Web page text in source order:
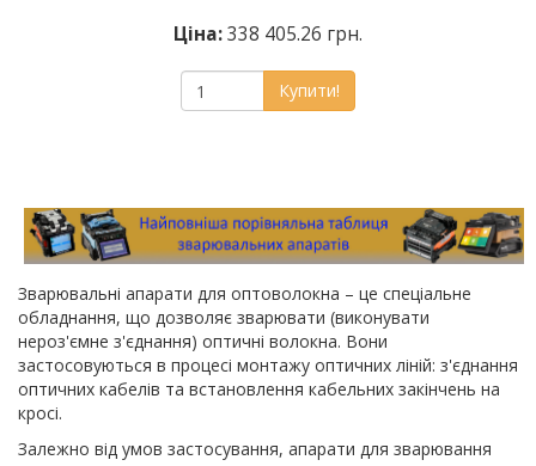
Ціна:338 405.26 грн.
Купити!
Зварювальні апарати для оптоволокна – це спеціальне
обладнання, що дозволяє зварювати (виконувати
нероз'ємне з'єднання) оптичні волокна. Вони
застосовуються в процесі монтажу оптичних ліній: з'єднання
оптичних кабелів та встановлення кабельних закінчень на
кросі.
Залежно від умов застосування, апарати для зварювання